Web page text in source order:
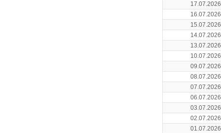
17.07.2026
16.07.2026
15.07.2026
14.07.2026
13.07.2026
10.07.2026
09.07.2026
08.07.2026
07.07.2026
06.07.2026
03.07.2026
02.07.2026
01.07.2026